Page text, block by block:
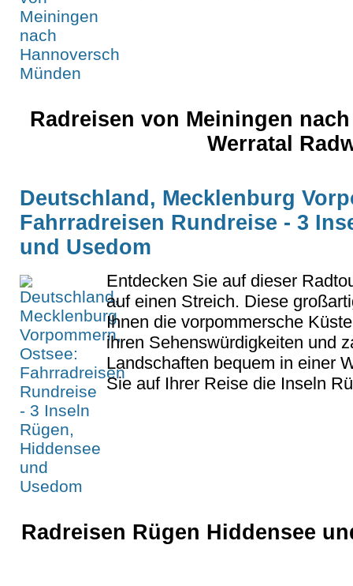
Radreisen von Meiningen
Werratal
Deutschland, Mecklenburg
Fahrradreisen Rundreise - 3
und Usedom
Entdecken Sie auf dieser
auf einen Streich. Diese
Ihnen die vorpommersche
ihren Sehenswürdigkeiten und
Landschaften bequem in einer
Sie auf Ihrer Reise die Inseln
Radreisen Rügen Hiddensee